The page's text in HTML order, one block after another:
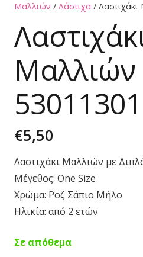
Μαλλιών / Λάστιχα /
Μαλλιών
53011301
€5,50
Λαστιχάκι Μαλλιών με
Μέγεθος: One Size
Χρώμα: Ροζ Σάπιο Μήλο
Ηλικία: από 2 ετών
Σε απόθεμα